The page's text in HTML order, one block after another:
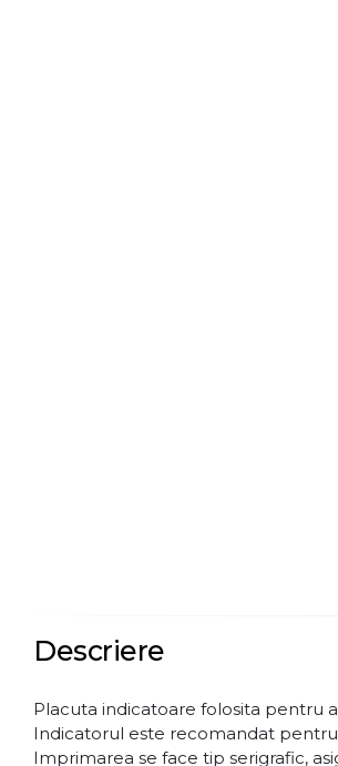
Descriere
Placuta indicatoare folosita pentru
Indicatorul este recomandat pentru
Imprimarea se face tip serigrafic,